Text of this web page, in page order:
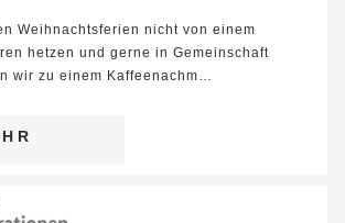
Weihnachtsferien nicht von einem
hetzen und gerne in Gemeinschaft
wir zu einem Kaffeenachm…